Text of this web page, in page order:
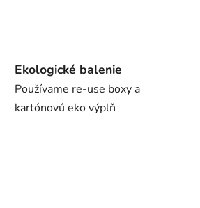
Ekologické balenie
Používame re-use boxy a
kartónovú eko výplň